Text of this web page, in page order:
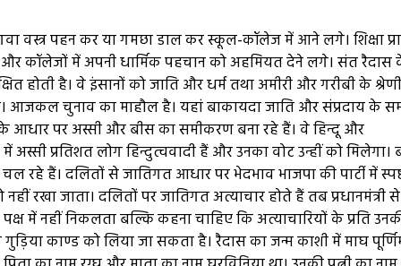
वस्त्र पहन कर या गमछा डाल कर स्कूल-कॉलेज में आने लगे। शिक्षा
और कॉलेजों में अपनी धार्मिक पहचान को अहमियत देने लगे। संत
होती है। वे इंसानों को जाति और धर्म तथा अमीरी और गरीबी के
आजकल चुनाव का माहौल है। यहां बाकायदा जाति और संप्रदाय के
के आधार पर अस्सी और बीस का समीकरण बना रहे हैं। वे हिन्दू और
प्रतिशत लोग हिन्दुत्ववादी हैं और उनका वोट उन्हीं को मिलेगा।
रहे हैं। दलितों से जातिगत आधार पर भेदभाव भाजपा की पार्टी में
रखा जाता। दलितों पर जातिगत अत्याचार होते हैं तब प्रधानमंत्री
में नहीं निकलता बल्कि कहना चाहिए कि अत्याचारियों के प्रति
काण्ड को लिया जा सकता है। रैदास का जन्म काशी में माघ